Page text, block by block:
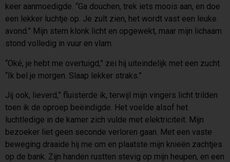
keer aanmoedigde. “Ga douchen, trek iets moois aan, en doe
een lekker luchtje op. Je zult zien, het wordt vast een leuke
avond.” Mijn stem klonk licht en opgewekt, maar mijn lichaam
stond volledig in vuur en vlam.
“Oké, je hebt me overtuigd,” zei hij uiteindelijk met een zucht.
“Ik bel je morgen. Slaap lekker straks.”
Jij ook, lieverd,” fluisterde ik, terwijl mijn vingers licht trilden
toen ik de oproep beëindigde. Het voelde alsof het
luchtledige in de kamer zich vulde met elektriciteit. Mijn
bezoeker liet geen seconde verloren gaan. Met een vaste
beweging draaide hij me om en plaatste mijn knieën zachtjes
op de bank. Zijn handen rustten stevig op mijn heupen, en een